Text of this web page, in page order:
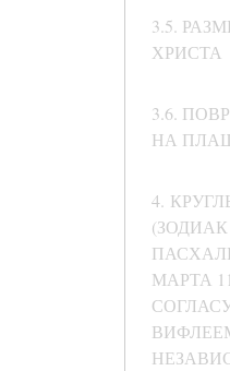
3.5.
ХРИСТА
3.6.
НА
4.
МАРТА